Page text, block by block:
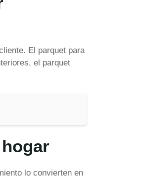
El parquet para
el parquet
lo convierten en